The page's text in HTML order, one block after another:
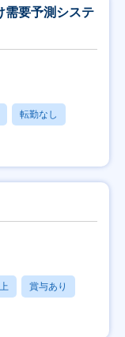
需要予測システ
転勤なし
賞与あり